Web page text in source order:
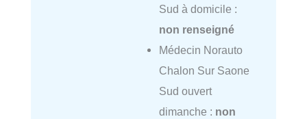
Sud à domicile :
non renseigné
Médecin Norauto
Chalon Sur Saone
Sud ouvert
dimanche : non